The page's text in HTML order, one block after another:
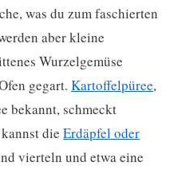
was du zum faschierten
aber kleine
Wurzelgemüse
gegart. Kartoffelpüree,
bekannt, schmeckt
die Erdäpfel oder
vierteln und etwa eine